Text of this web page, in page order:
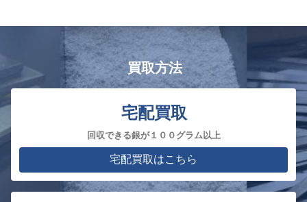
買取方法
宅配買取
回収できる銀が１００グラム以上
宅配買取はこちら